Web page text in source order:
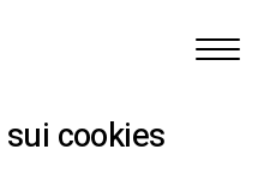
cookies